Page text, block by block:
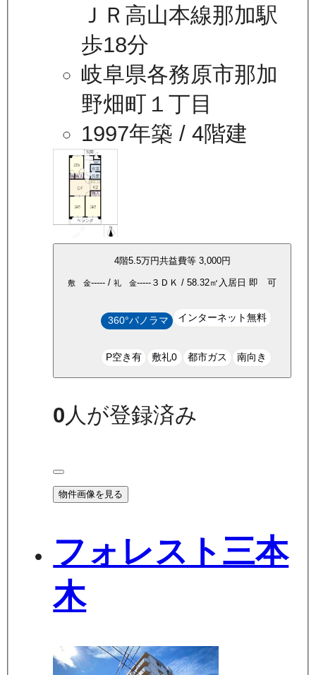
ＪＲ高山本線那加駅
歩18分
岐阜県各務原市那加
野畑町１丁目
1997年築 / 4階建
4階5.5万円共益費等 3,000円
敷 金----- / 礼 金----- ３ＤＫ / 58.32㎡ 入居日 即 可
360°パノラマ インターネット無料
P空き有 敷礼0 都市ガス 南向き
0 人が登録済み
物件画像を見る
フォレスト三本
木